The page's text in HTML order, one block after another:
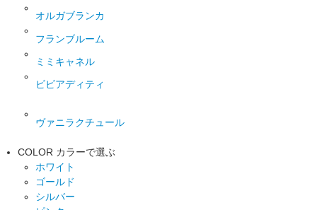
オルガブランカ
フランブルーム
ミミキャネル
ビビアディティ
ヴァニラクチュール
COLOR カラーで選ぶ
ホワイト
ゴールド
シルバー